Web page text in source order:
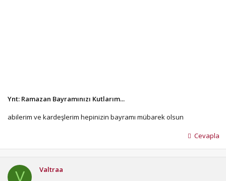
Ynt: Ramazan Bayramınızı Kutlarım...
abilerim ve kardeşlerim hepinizin bayramı mübarek olsun
Cevapla
V Valtraa